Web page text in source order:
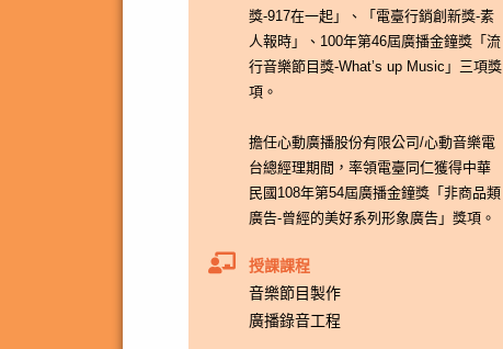
獎-917在一起」、「電臺行銷創新獎-素
人報時」、100年第46屆廣播金鐘獎「流
行音樂節目獎-What’s up Music」三項獎
項。
擔任心動廣播股份有限公司/心動音樂電
台總經理期間，率領電臺同仁獲得中華
民國108年第54屆廣播金鐘獎「非商品類
廣告-曾經的美好系列形象廣告」獎項。
授課課程
音樂節目製作
廣播錄音工程